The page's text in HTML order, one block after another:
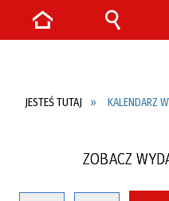
JESTEŚ TUTAJ KALENDARZ
ZOBACZ
Strona